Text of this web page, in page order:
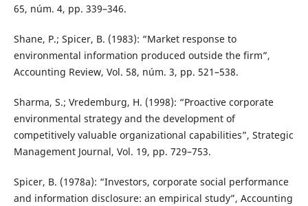
65, núm. 4, pp. 339–346.
Shane, P.; Spicer, B. (1983): “Market response to
environmental information produced outside the firm”,
Accounting Review, Vol. 58, núm. 3, pp. 521–538.
Sharma, S.; Vredemburg, H. (1998): “Proactive corporate
environmental strategy and the development of
competitively valuable organizational capabilities”, Strategic
Management Journal, Vol. 19, pp. 729–753.
Spicer, B. (1978a): “Investors, corporate social performance
and information disclosure: an empirical study”, Accounting